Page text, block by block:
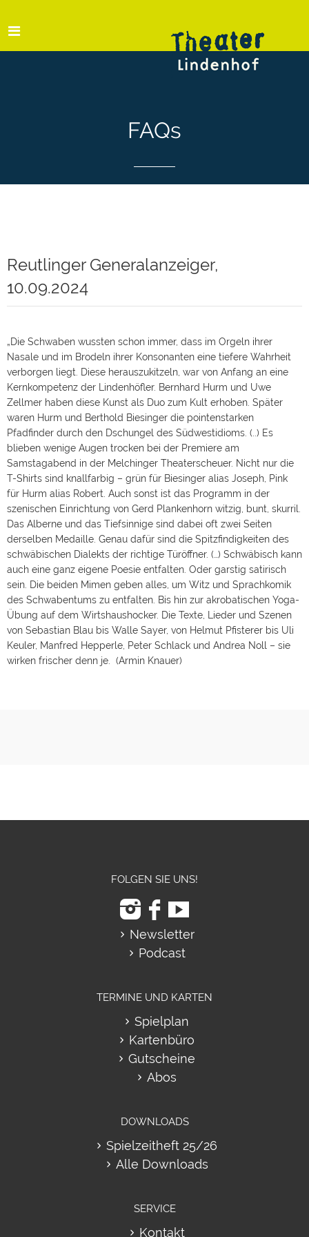
FAQs
Reutlinger Generalanzeiger,
10.09.2024
„Die Schwaben wussten schon immer, dass im Orgeln ihrer
Nasale und im Brodeln ihrer Konsonanten eine tiefere Wahrheit
verborgen liegt. Diese herauszukitzeln, war von Anfang an eine
Kernkompetenz der Lindenhöfler. Bernhard Hurm und Uwe
Zellmer haben diese Kunst als Duo zum Kult erhoben. Später
waren Hurm und Berthold Biesinger die pointenstarken
Pfadfinder durch den Dschungel des Südwestidioms. (..) Es
blieben wenige Augen trocken bei der Premiere am
Samstagabend in der Melchinger Theaterscheuer. Nicht nur die
T-Shirts sind knallfarbig – grün für Biesinger alias Joseph, Pink
für Hurm alias Robert. Auch sonst ist das Programm in der
szenischen Einrichtung von Gerd Plankenhorn witzig, bunt, skurril.
Das Alberne und das Tiefsinnige sind dabei oft zwei Seiten
derselben Medaille. Genau dafür sind die Spitzfindigkeiten des
schwäbischen Dialekts der richtige Türöffner. (…) Schwäbisch kann
auch eine ganz eigene Poesie entfalten. Oder garstig satirisch
sein. Die beiden Mimen geben alles, um Witz und Sprachkomik
des Schwabentums zu entfalten. Bis hin zur akrobatischen Yoga-
Übung auf dem Wirtshaushocker. Die Texte, Lieder und Szenen
von Sebastian Blau bis Walle Sayer, von Helmut Pfisterer bis Uli
Keuler, Manfred Hepperle, Peter Schlack und Andrea Noll – sie
wirken frischer denn je. (Armin Knauer)
FOLGEN SIE UNS!
Newsletter
Podcast
TERMINE UND KARTEN
Spielplan
Kartenbüro
Gutscheine
Abos
DOWNLOADS
Spielzeitheft 25/26
Alle Downloads
SERVICE
Kontakt